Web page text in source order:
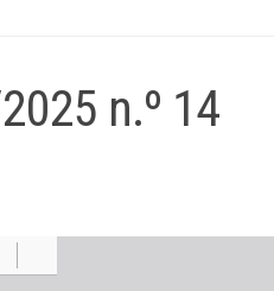
n.º 14